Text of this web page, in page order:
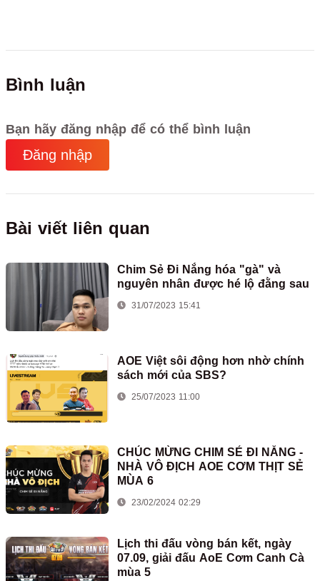
Bình luận
Bạn hãy đăng nhập để có thể bình luận
Đăng nhập
Bài viết liên quan
Chim Sẻ Đi Nắng hóa "gà" và
nguyên nhân được hé lộ đằng sau
31/07/2023 15:41
AOE Việt sôi động hơn nhờ chính
sách mới của SBS?
25/07/2023 11:00
CHÚC MỪNG CHIM SẺ ĐI NẮNG -
NHÀ VÔ ĐỊCH AOE CƠM THỊT SẺ
MÙA 6
23/02/2024 02:29
Lịch thi đấu vòng bán kết, ngày
07.09, giải đấu AoE Cơm Canh Cà
mùa 5